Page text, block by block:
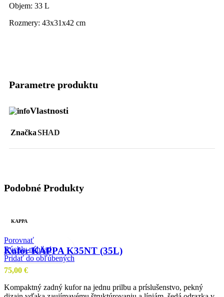
Objem: 33 L
Rozmery: 43x31x42 cm
Parametre produktu
Vlastnosti
ZnačkaSHAD
Podobné Produkty
KAPPA
Porovnať
Rýchly náhľad
Pridať do obľúbených
Kufor KAPPA K35NT (35L)
75,00 €
Kompaktný zadný kufor na jednu prilbu a príslušenstvo, pekný